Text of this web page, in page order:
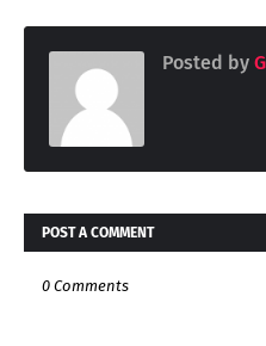
Posted by
POST A COMMENT
0 Comments